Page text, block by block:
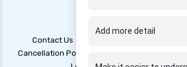
health insurance udaipur
Add more detail
Contact Us
Cancellation Policy